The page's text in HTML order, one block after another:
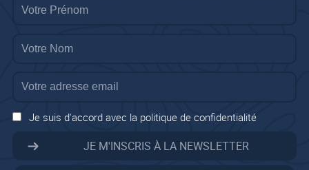
Je suis d'accord avec la politique de confidentialité